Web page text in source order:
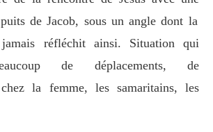
de Jacob, sous un angle dont la
réfléchit ainsi. Situation qui
de déplacements, de
chez la femme, les samaritains, les